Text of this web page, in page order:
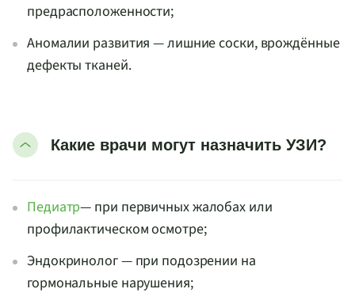
предрасположенности;
Аномалии развития — лишние соски, врождённые
дефекты тканей.
Какие врачи могут назначить УЗИ?
Педиатр— при первичных жалобах или
профилактическом осмотре;
Эндокринолог — при подозрении на
гормональные нарушения;